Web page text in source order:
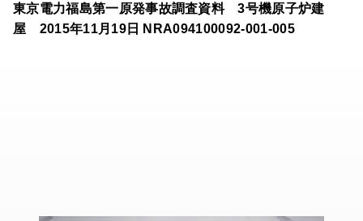
東京電力福島第一原発事故調査資料 3号機原子炉建
屋 2015年11月19日 NRA094100092-001-005